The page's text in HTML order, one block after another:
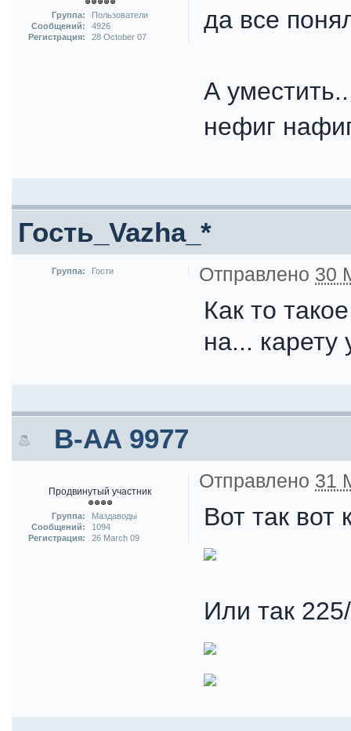
Группа:
Пользователи
Сообщений:
4926
Регистрация:
28 October 07
да все
А
нефиг
Гость_Vazha_*
Группа: Гости Отправлено 30
Как то
на... карету
B-AA 9977
Продвинутый участник
Группа:
Маздаводы
Сообщений:
1094
Регистрация:
26 March 09
Отправлено 31
Вот так вот
Или так